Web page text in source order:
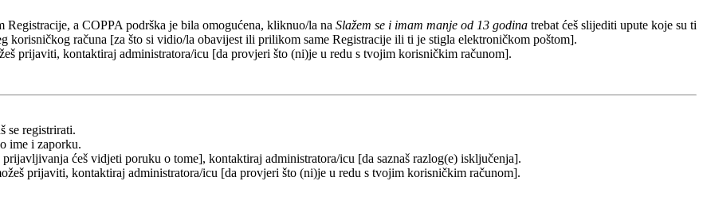
a COPPA podrška je bila omogućena, kliknuo/la na Slažem se i imam manje od 13 godina trebat ćeš slijediti upute koje su ti
korisničkog računa [za što si vidio/la obavijest ili prilikom same Registracije ili ti je stigla elektroničkom poštom].
prijaviti, kontaktiraj administratora/icu [da provjeri što (ni)je u redu s tvojim korisničkim računom].
se registrirati.
ime i zaporku.
ćeš vidjeti poruku o tome], kontaktiraj administratora/icu [da saznaš razlog(e) isključenja].
prijaviti, kontaktiraj administratora/icu [da provjeri što (ni)je u redu s tvojim korisničkim računom].